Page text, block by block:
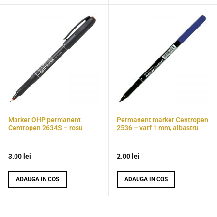
Marker OHP permanent
Centropen 2634S – rosu
3.00 lei
ADAUGA IN COS
Permanent marker Centropen
2536 – varf 1 mm, albastru
2.00 lei
ADAUGA IN COS